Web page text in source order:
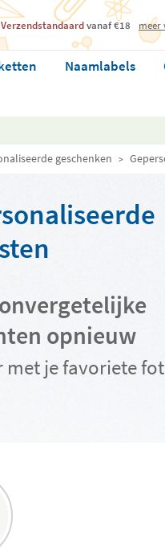
Verzendstandaardvanaf €18 meer
Naamlabels
geschenken
opnieuw
met je favoriete